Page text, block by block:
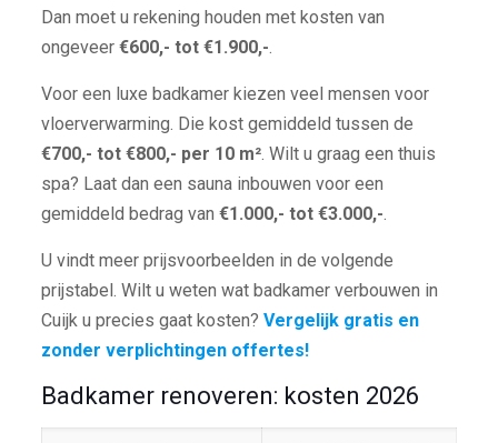
Dan moet u rekening houden met kosten van
ongeveer €600,- tot €1.900,-.
Voor een luxe badkamer kiezen veel mensen voor
vloerverwarming. Die kost gemiddeld tussen de
€700,- tot €800,- per 10 m². Wilt u graag een thuis
spa? Laat dan een sauna inbouwen voor een
gemiddeld bedrag van €1.000,- tot €3.000,-.
U vindt meer prijsvoorbeelden in de volgende
prijstabel. Wilt u weten wat badkamer verbouwen in
Cuijk u precies gaat kosten? Vergelijk gratis en
zonder verplichtingen offertes!
Badkamer renoveren: kosten 2026